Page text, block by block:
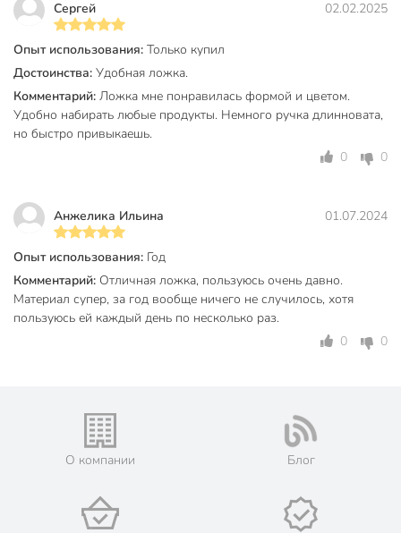
Ширина рабочей части, см
Бренд
Страна производства
Китай
Можно мыть в посудомоечной
для
машины
На подставке
Цвет
Тип
ложка поварская
кулинарный
универсальный
Особенности
подвесной
подходит для
антипригарного
Материал рукоятки
нейлон
Сергей 02.02.2025
Опыт использования: Только купил
Достоинства: Удобная ложка.
Комментарий: Ложка мне понравилась формой и цветом.
Удобно набирать любые продукты. Немного ручка длинновата,
но быстро привыкаешь.
0
0
Анжелика Ильина 01.07.2024
Опыт использования: Год
Комментарий: Отличная ложка, пользуюсь очень давно.
Материал супер, за год вообще ничего не случилось, хотя
пользуюсь ей каждый день по несколько раз.
0
0
О компании Блог